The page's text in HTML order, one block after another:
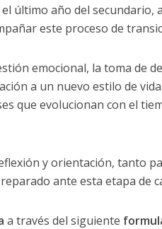
último año del secundario,
este proceso de
emocional, la toma de
a un nuevo estilo de
que evolucionan con el
y orientación, tanto
ante esta etapa de
a través del siguiente